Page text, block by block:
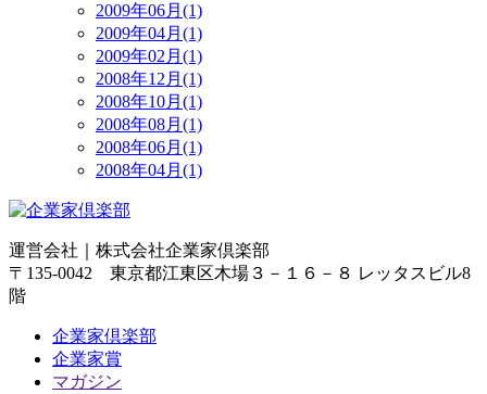
2009年06月(1)
2009年04月(1)
2009年02月(1)
2008年12月(1)
2008年10月(1)
2008年08月(1)
2008年06月(1)
2008年04月(1)
運営会社｜ 株式会社企業家倶楽部
〒135-0042 東京都江東区木場３－１６－８ レッタスビル8
階
企業家倶楽部
企業家賞
マガジン